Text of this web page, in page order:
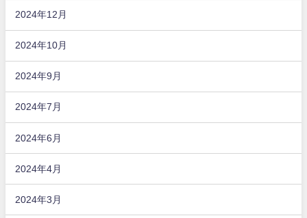
2024年12月
2024年10月
2024年9月
2024年7月
2024年6月
2024年4月
2024年3月